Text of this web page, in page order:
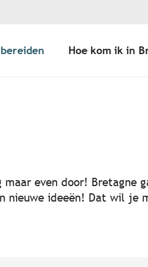
Hoe kom ik in
even door! Bretagne
ideeën! Dat wil je